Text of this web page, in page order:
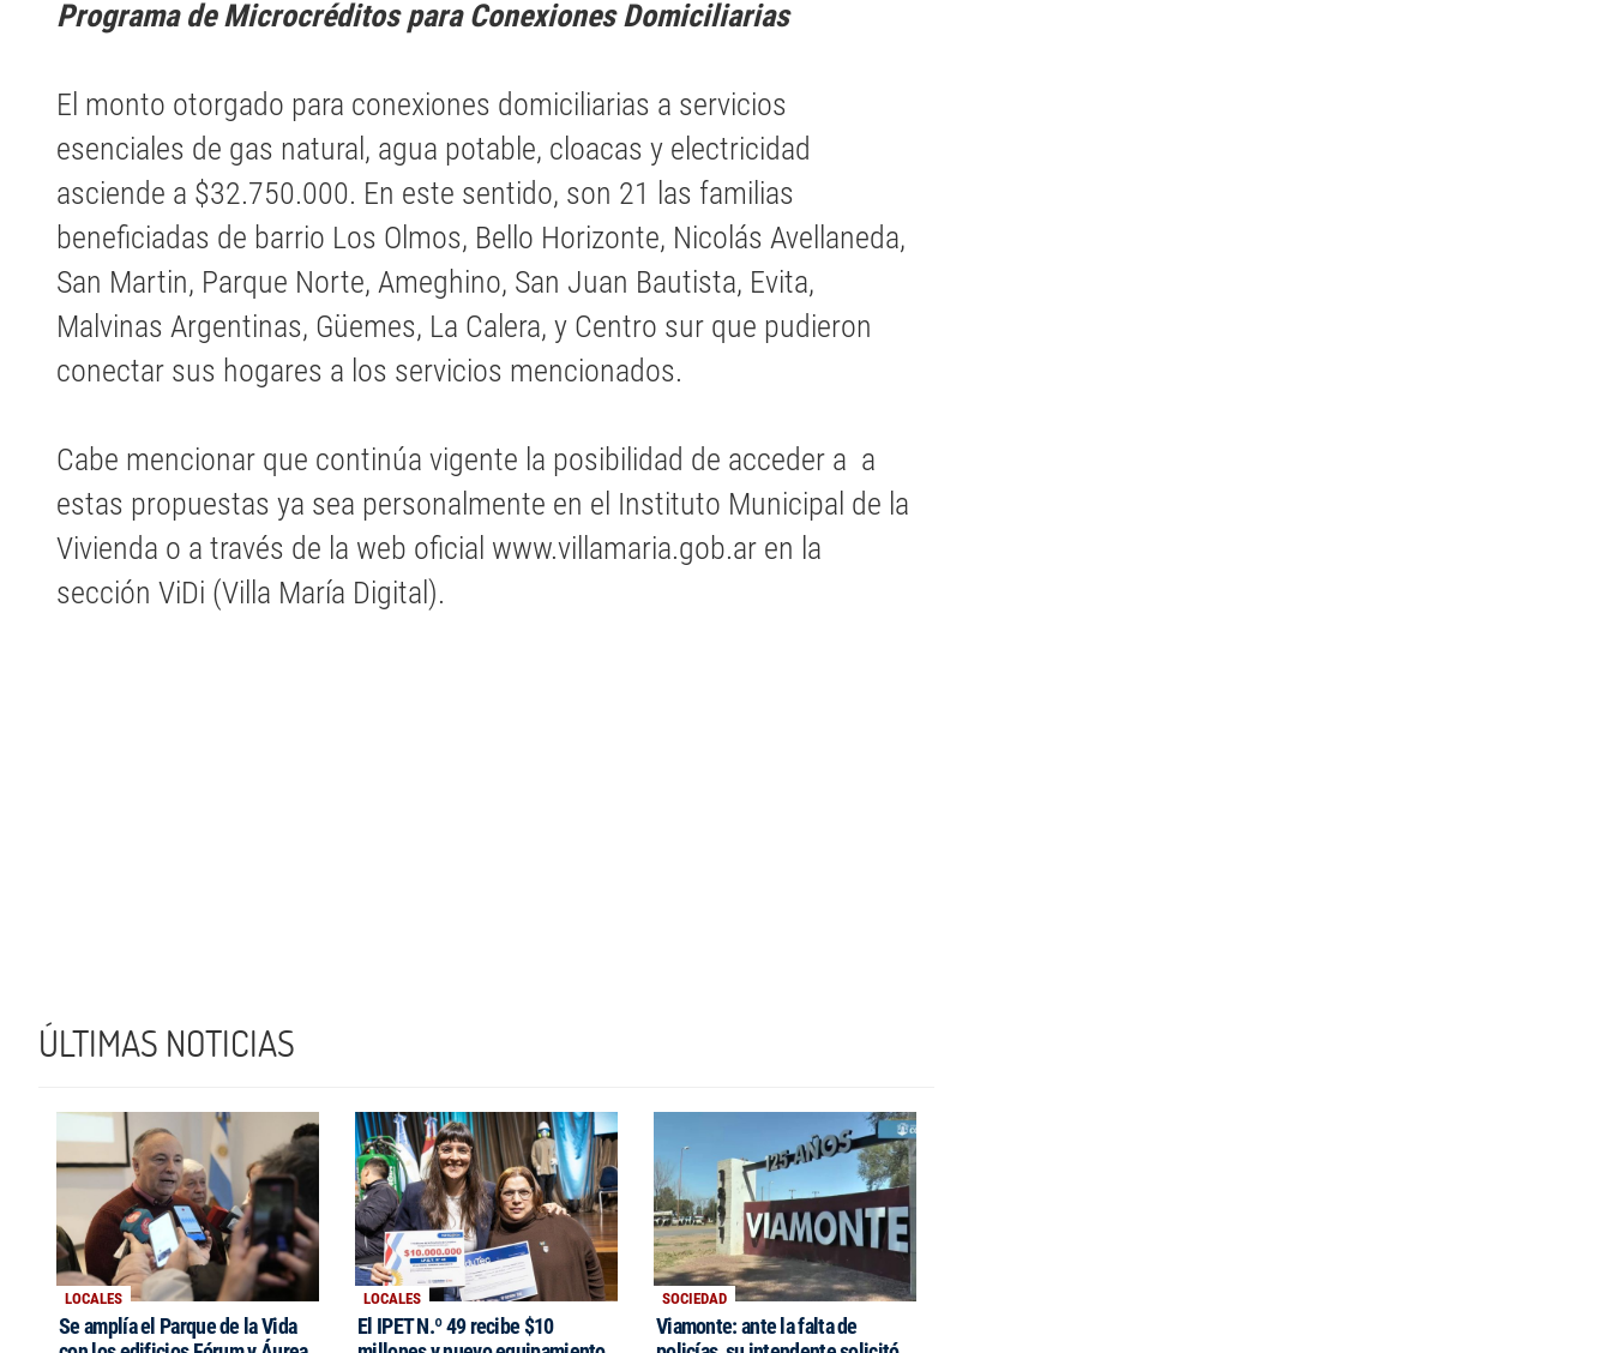
Programa de Microcréditos para Conexiones Domiciliarias
El monto otorgado para conexiones domiciliarias a servicios
esenciales de gas natural, agua potable, cloacas y electricidad
asciende a $32.750.000. En este sentido, son 21 las familias
beneficiadas de barrio Los Olmos, Bello Horizonte, Nicolás Avellaneda,
San Martin, Parque Norte, Ameghino, San Juan Bautista, Evita,
Malvinas Argentinas, Güemes, La Calera, y Centro sur que pudieron
conectar sus hogares a los servicios mencionados.
Cabe mencionar que continúa vigente la posibilidad de acceder a a
estas propuestas ya sea personalmente en el Instituto Municipal de la
Vivienda o a través de la web oficial www.villamaria.gob.ar en la
sección ViDi (Villa María Digital).
ÚLTIMAS NOTICIAS
LOCALES
Se amplía el Parque de la Vida
LOCALES
El IPET N.º 49 recibe $10
SOCIEDAD
Viamonte: ante la falta de